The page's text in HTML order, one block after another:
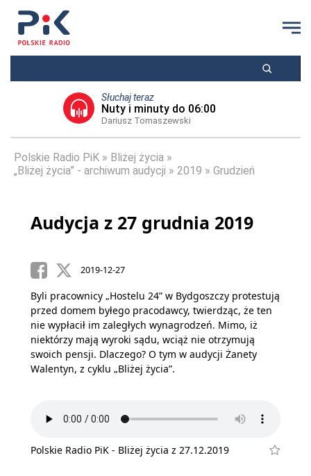
Słuchaj teraz
Nuty i minuty do 06:00
Dariusz Tomaszewski
Polskie Radio PiK
Bliżej życia
„Bliżej życia” - archiwum audycji
2019 Grudzień
Audycja z 27 grudnia 2019
2019-12-27
Byli pracownicy „Hostelu 24” w Bydgoszczy protestują
przed domem byłego pracodawcy, twierdząc, że ten
nie wypłacił im zaległych wynagrodzeń. Mimo, iż
niektórzy mają wyroki sądu, wciąż nie otrzymują
swoich pensji. Dlaczego? O tym w audycji Żanety
Walentyn, z cyklu „Bliżej życia”.
Polskie Radio PiK - Bliżej życia z 27.12.2019